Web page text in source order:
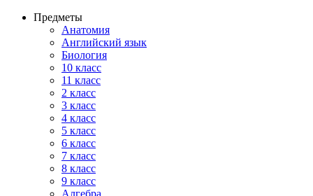
Предметы
Анатомия
Английский язык
Биология
10 класс
11 класс
2 класс
3 класс
4 класс
5 класс
6 класс
7 класс
8 класс
9 класс
Алгебра